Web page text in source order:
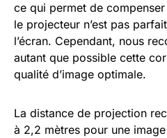
ce qui permet de
le projecteur n’est pas
l’écran. Cependant, nous
autant que possible cette
qualité d’image optimale.
La distance de projection
à 2,2 mètres pour une